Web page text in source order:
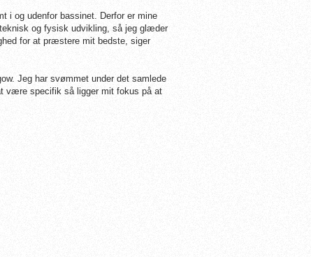
i og udenfor bassinet. Derfor er mine
og fysisk udvikling, så jeg glæder
for at præstere mit bedste, siger
Jeg har svømmet under det samlede
være specifik så ligger mit fokus på at